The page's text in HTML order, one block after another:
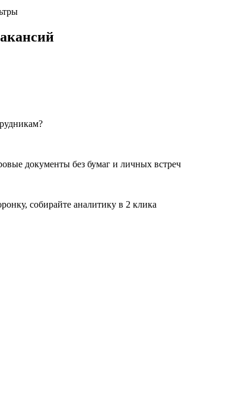
документы без бумаг и личных встреч
собирайте аналитику в 2 клика